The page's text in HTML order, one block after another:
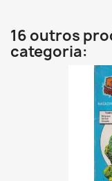
16 outros
categoria: